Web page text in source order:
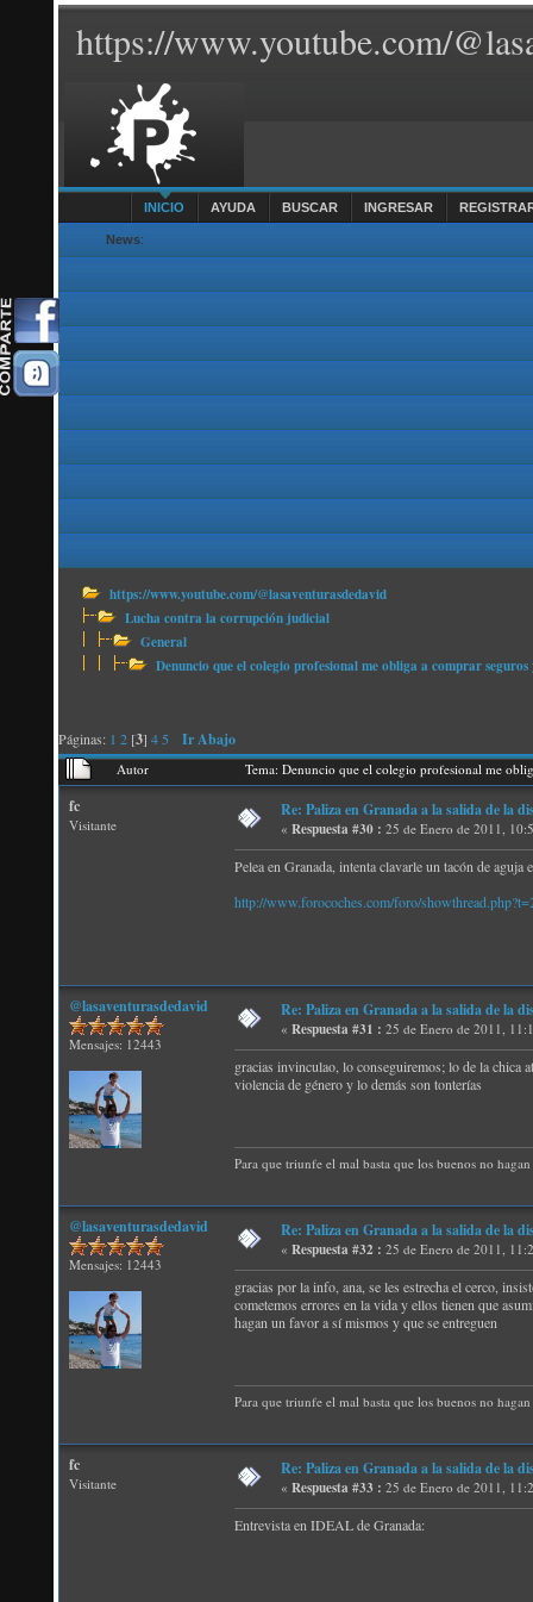
https://www.youtube.com/
INICIO AYUDA BUSCAR INGRESAR
News:
https://www.youtube.com/@lasaventurasdedavid
Lucha contra la corrupción judicial
General
Denuncio que el colegio profesional me obliga a comprar
Páginas: 1 2 [3] 4 5 Ir Abajo
Autor Tema: Denuncio que el colegio profesional me
fc
Visitante
Re: Paliza en Granada a la salida de la
« Respuesta #30 : 25 de Enero de 2011,
Pelea en Granada, intenta clavarle un tacón de aguja
http://www.forocoches.com/foro/
@lasaventurasdedavid
Mensajes: 12443
Re: Paliza en Granada a la salida de la
« Respuesta #31 : 25 de Enero de 2011,
gracias invinculao, lo conseguiremos; lo de la chica
violencia de género y lo demás son tonterías
Para que triunfe el mal basta que los buenos no
@lasaventurasdedavid
Mensajes: 12443
Re: Paliza en Granada a la salida de la
« Respuesta #32 : 25 de Enero de 2011,
gracias por la info, ana, se les estrecha el cerco,
cometemos errores en la vida y ellos tienen que
hagan un favor a sí mismos y que se entreguen
Para que triunfe el mal basta que los buenos no
fc
Visitante
Re: Paliza en Granada a la salida de la
« Respuesta #33 : 25 de Enero de 2011,
Entrevista en IDEAL de Granada: